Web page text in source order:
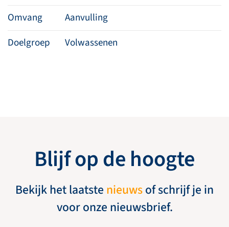
Omvang
Aanvulling
Doelgroep
Volwassenen
Blijf op de hoogte
Bekijk het laatste nieuwsof schrijf je in
voor onze nieuwsbrief.